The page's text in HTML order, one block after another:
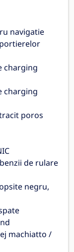
navigatie
charging
charging
poros
de rulare
negru,
machiatto /